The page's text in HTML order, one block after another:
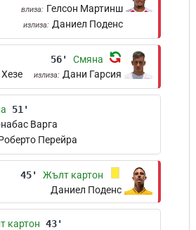
влиза: Гелсон Мартинш
излиза: Даниел Поденс
56' Смяна
излиза: Дани Гарсия
51'
Варга
Перейра
45'
Жълт картон
Даниел Поденс
картон 43'